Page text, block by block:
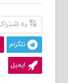
به
تلگرام
ایمیل